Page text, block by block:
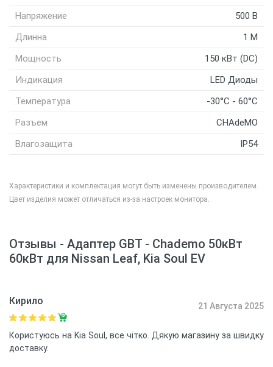
Напряжение
500 В
Длинна
1 M
Мощность
150 кВт (DC)
Индикация
LED Диоды
Температура
-30°C - 60°C
Разъем
CHAdeMO
Влагозащита
IP54
Характеристики и комплектация могут быть изменены производителем.
Цвет изделия может отличаться из-за настроек монитора.
Отзывы - Адаптер GBT - Chademo 50кВт
60кВт для Nissan Leaf, Kia Soul EV
Кирило 21 Августа 2025
Користуюсь на Kia Soul, все чітко. Дякую магазину за швидку
доставку.